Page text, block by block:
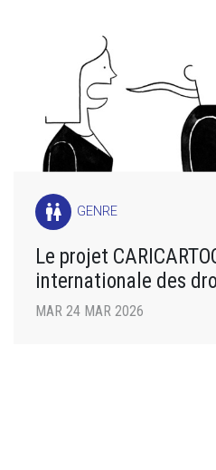
wc GENRE
Le projet
internationale des
MAR 24 MAR 2026